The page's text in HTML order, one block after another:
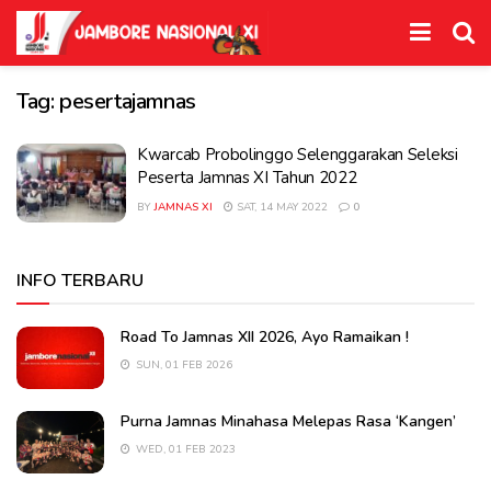
Tag: pesertajamnas
Kwarcab Probolinggo Selenggarakan Seleksi
Peserta Jamnas XI Tahun 2022
BY JAMNAS XI SAT, 14 MAY 2022 0
INFO TERBARU
Road To Jamnas XII 2026, Ayo Ramaikan !
SUN, 01 FEB 2026
Purna Jamnas Minahasa Melepas Rasa ‘Kangen’
WED, 01 FEB 2023